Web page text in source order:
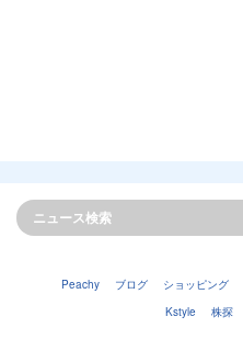
Peachy ブログ ショッピング
Kstyle
株探